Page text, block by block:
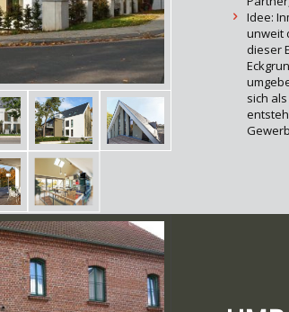
Idee:
unweit
dieser
sich